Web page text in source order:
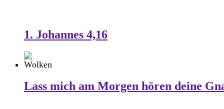
1. Johannes 4,16
Lass mich am Morgen hören deine